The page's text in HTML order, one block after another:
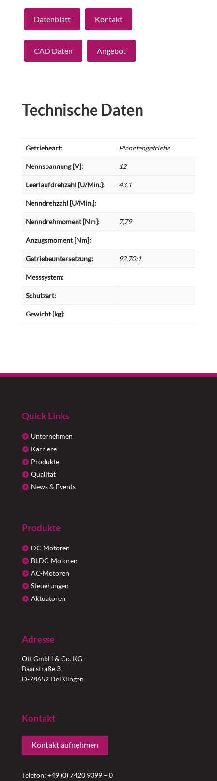
Datenblatt Kontakt
CAD Daten Angebot
Technische Daten
Getriebeart: Planetengetriebe
Nennspannung [V]: 12
Leerlaufdrehzahl [U/Min.]: 43,1
Nenndrehzahl [U/Min.]:
Nenndrehmoment [Nm]: 7,79
Anzugsmoment [Nm]:
Getriebeuntersetzung: 92,70:1
Messsystem:
Schutzart:
Gewicht [kg]:
Quick Links
Unternehmen
Karriere
Produkte
Qualität
News & Events
Produkte
DC-Motoren
BLDC-Motoren
AC-Motoren
Steuerungen
Aktuatoren
Adresse
Ott GmbH & Co. KG
Baarstraße 3
D-78652 Deißlingen
Kontakt
Kontakt aufnehmen
Telefon: +49 (0) 7420 9399 – 0